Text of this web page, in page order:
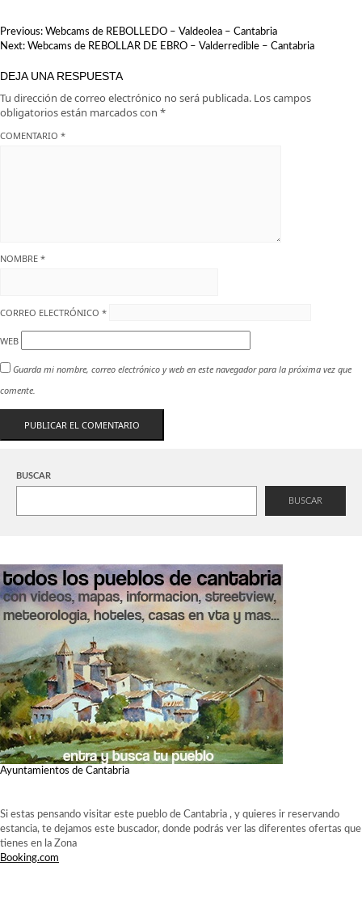
NAVEGACIÓN
DE
Previous: Webcams de REBOLLEDO – Valdeolea – Cantabria
Next: Webcams de REBOLLAR DE EBRO – Valderredible – Cantabria
DEJA UNA RESPUESTA
Tu dirección de correo electrónico no será publicada. Los campos
obligatorios están marcados con *
COMENTARIO *
NOMBRE *
CORREO ELECTRÓNICO *
WEB
Guarda mi nombre, correo electrónico y web en este navegador para la próxima vez que
comente.
BUSCAR
BUSCAR
Ayuntamientos de Cantabria
Si estas pensando visitar este pueblo de Cantabria , y quieres ir reservando
estancia, te dejamos este buscador, donde podrás ver las diferentes ofertas que
tienes en la Zona
Booking.com